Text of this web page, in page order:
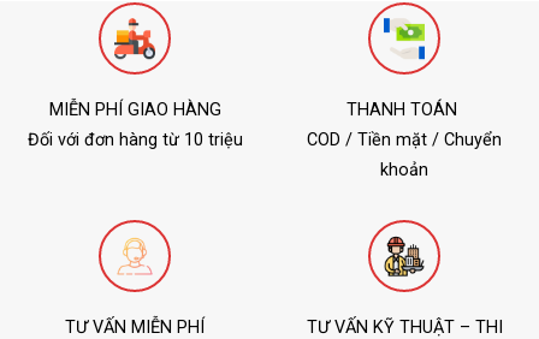
MIỄN PHÍ GIAO HÀNG
Đối với đơn hàng từ 10 triệu
THANH TOÁN
COD / Tiền mặt / Chuyển
khoản
TƯ VẤN MIỄN PHÍ
TƯ VẤN KỸ THUẬT – THI